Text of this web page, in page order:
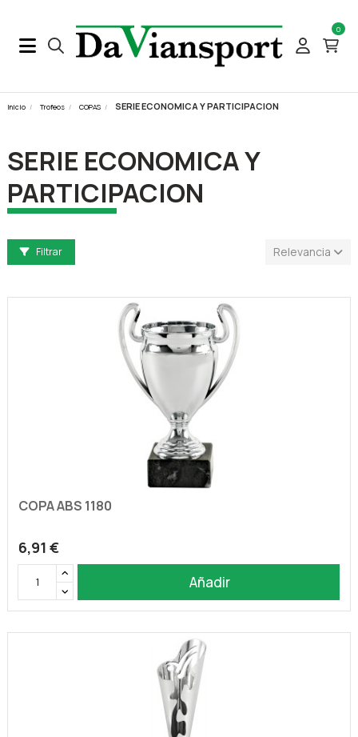
0
Inicio Trofeos COPAS SERIE ECONOMICA Y PARTICIPACION
SERIE ECONOMICA Y
PARTICIPACION
Filtrar Relevancia
COPA ABS 1180
6,91 €
Añadir